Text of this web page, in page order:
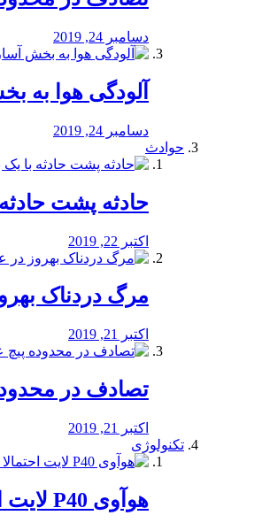
دسامبر 24, 2019
آلودگی هوا به
دسامبر 24, 2019
حوادث
️حادثه پشت
اکتبر 22, 2019
مرگ دردناک
اکتبر 21, 2019
تصادف در
اکتبر 21, 2019
تکنولوژی
هوآوی P40 لایت احتمالا موبا